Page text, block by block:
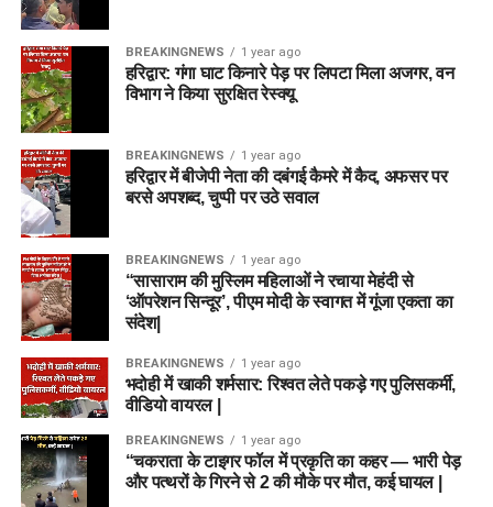
BREAKINGNEWS 1 year ago
हरिद्वार: गंगा घाट किनारे पेड़ पर लिपटा मिला अजगर, वन
विभाग ने किया सुरक्षित रेस्क्यू
BREAKINGNEWS 1 year ago
हरिद्वार में बीजेपी नेता की दबंगई कैमरे में कैद, अफसर पर
बरसे अपशब्द, चुप्पी पर उठे सवाल
BREAKINGNEWS 1 year ago
“सासाराम की मुस्लिम महिलाओं ने रचाया मेहंदी से
‘ऑपरेशन सिन्दूर’, पीएम मोदी के स्वागत में गूंजा एकता का
संदेश|
BREAKINGNEWS 1 year ago
भदोही में खाकी शर्मसार: रिश्वत लेते पकड़े गए पुलिसकर्मी,
वीडियो वायरल |
BREAKINGNEWS 1 year ago
“चकराता के टाइगर फॉल में प्रकृति का कहर — भारी पेड़
और पत्थरों के गिरने से 2 की मौके पर मौत, कई घायल |